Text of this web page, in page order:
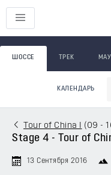
ШОССЕ ТРЕК
КАЛЕНДАРЬ
Tour of China I ( 09 -
Stage 4 - Tour of
13 Сентября 2016